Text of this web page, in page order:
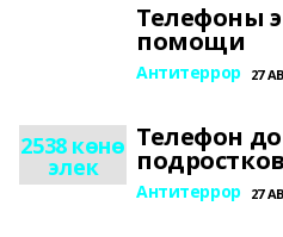
Телефоны
помощи
Антитеррор 27
2538 көнө
элек
Телефон
Антитеррор 27